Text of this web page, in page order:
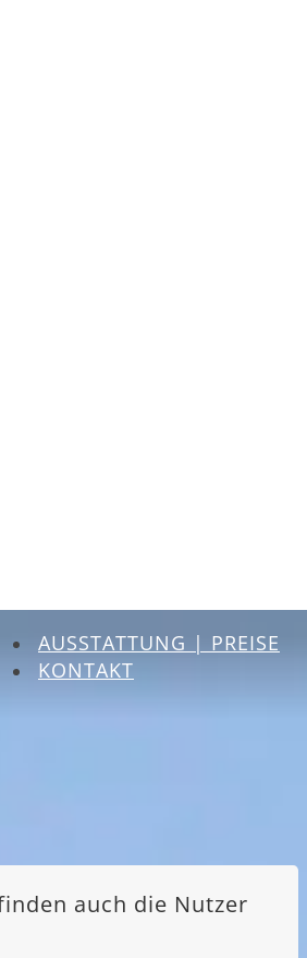
AUSSTATTUNG | PREISE
KONTAKT
auch die Nutzer